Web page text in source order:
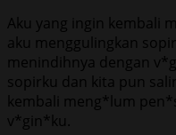
Aku yang ingin kembali
aku menggulingkan
menindihnya dengan
sopirku dan kita pun
kembali meng*lum
v*gin*ku.